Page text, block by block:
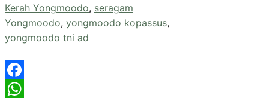
Kerah Yongmoodo, seragam
Yongmoodo, yongmoodo kopassus
yongmoodo tni ad
Facebook